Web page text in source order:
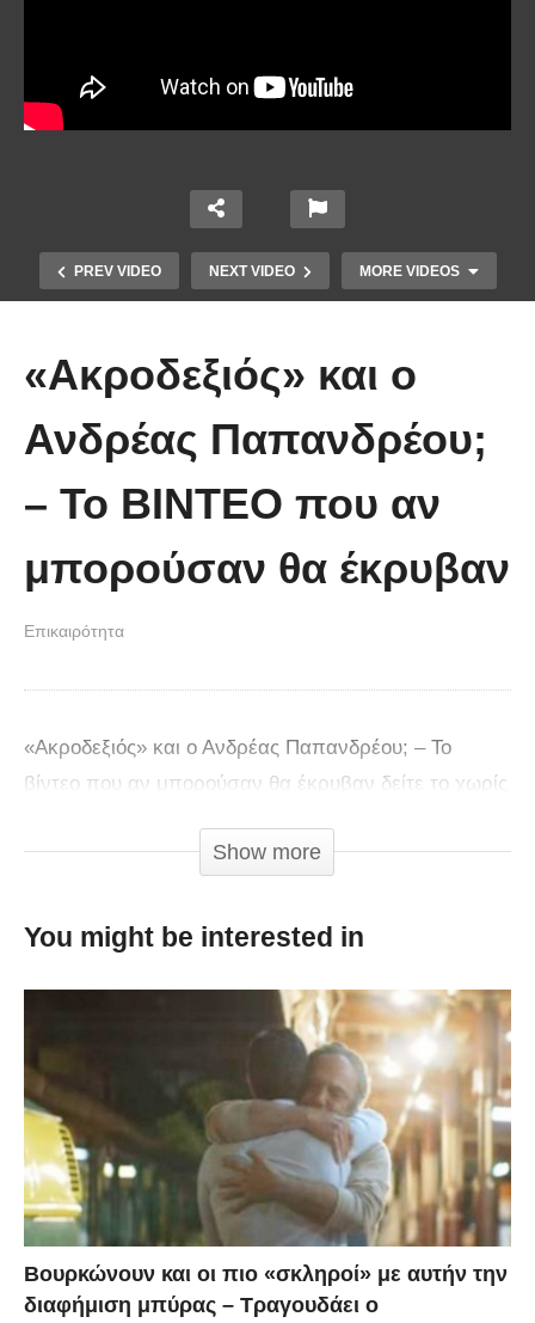
PREV VIDEO NEXT VIDEO MORE VIDEOS
πρώτη στιγμή και συγκίνησε το
νοηματική με ένα μικρό κορίτσι
«Ακροδεξιός» και ο
Ανδρέας Παπανδρέου;
– Το ΒΙΝΤΕΟ που αν
μπορούσαν θα έκρυβαν
Επικαιρότητα
«Ακροδεξιός» και ο Ανδρέας Παπανδρέου; – Το
βίντεο που αν μπορούσαν θα έκρυβαν δείτε το χωρίς
Show more
You might be interested in
Βουρκώνουν και οι πιο «σκληροί» με αυτήν την
διαφήμιση μπύρας – Τραγουδάει ο